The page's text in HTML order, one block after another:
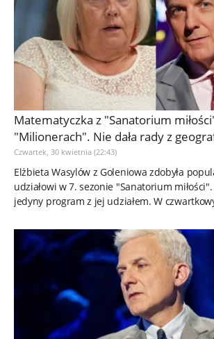
Matematyczka z "Sanatorium
"Milionerach". Nie dała rady z
Czwartek, 30 kwietnia (22:43)
Elżbieta Wasylów z Goleniowa zdobyła
udziałowi w 7. sezonie "Sanatorium
jedyny program z jej udziałem. W